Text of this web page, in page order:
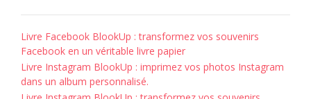
Livre Facebook BlookUp : transformez vos souvenirs
Facebook en un véritable livre papier
Livre Instagram BlookUp : imprimez vos photos Instagram
dans un album personnalisé.